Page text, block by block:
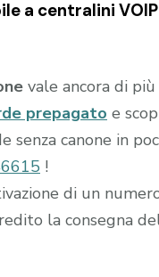
a centralini
vale ancora di
prepagato e
canone in
!
di un
la consegna